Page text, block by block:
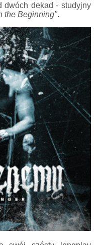
dwóch dekad - studyjny
the Beginning".